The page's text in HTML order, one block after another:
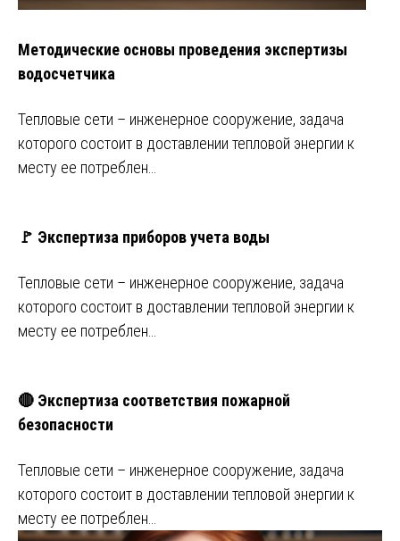
Методические основы проведения экспертизы
водосчетчика
Тепловые сети – инженерное сооружение, задача
которого состоит в доставлении тепловой энергии к
месту ее потреблен…
🚩 Экспертиза приборов учета воды
Тепловые сети – инженерное сооружение, задача
которого состоит в доставлении тепловой энергии к
месту ее потреблен…
🔴 Экспертиза соответствия пожарной
безопасности
Тепловые сети – инженерное сооружение, задача
которого состоит в доставлении тепловой энергии к
месту ее потреблен…